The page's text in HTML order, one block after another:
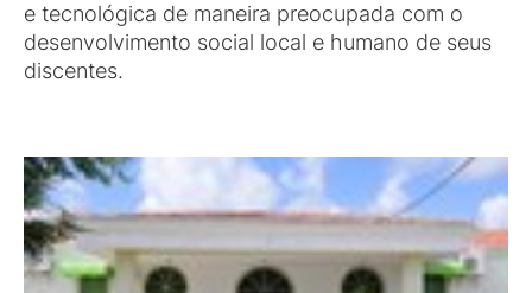
e tecnológica de maneira preocupada com o
desenvolvimento social local e humano de seus
discentes.